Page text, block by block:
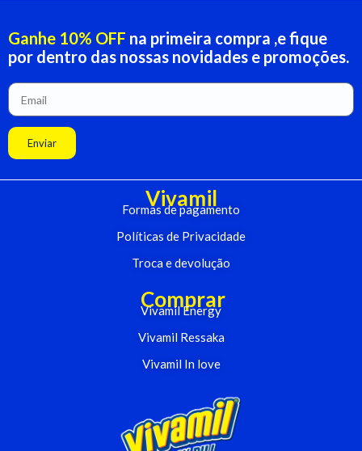
Ganhe 10% OFF na primeira compra ,e fique
por dentro das nossas novidades e promoções.
Enviar
Vivamil
Formas de pagamento
Políticas de Privacidade
Troca e devolução
Comprar
Vivamil Energy
Vivamil Ressaka
Vivamil In love